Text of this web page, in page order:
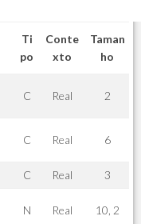
Ti
po
Conte
xto
Taman
ho
C Real 2
C Real 6
C Real
3
N Real 10, 2